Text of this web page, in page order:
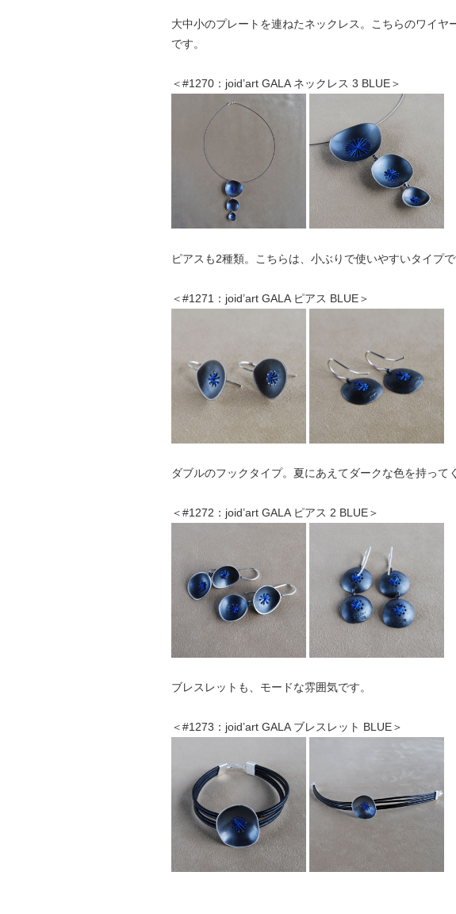
大中小のプレートを連ねたネックレス。こちらのワイヤ
です。
＜#1270：joid’art GALA ネックレス 3 BLUE＞
ピアスも2種類。こちらは、小ぶりで使いやすいタイプで
＜#1271：joid’art GALA ピアス BLUE＞
ダブルのフックタイプ。夏にあえてダークな色を持って
＜#1272：joid’art GALA ピアス 2 BLUE＞
ブレスレットも、モードな雰囲気です。
＜#1273：joid’art GALA ブレスレット BLUE＞